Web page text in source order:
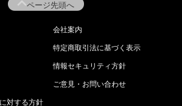
ページ先頭へ
会社案内
特定商取引法に基づく表示
情報セキュリティ方針
ご意見・お問い合わせ
対する方針